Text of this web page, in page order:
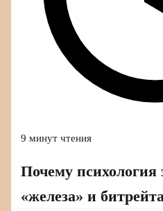
9 минут чтения
Почему психология
«железа» и